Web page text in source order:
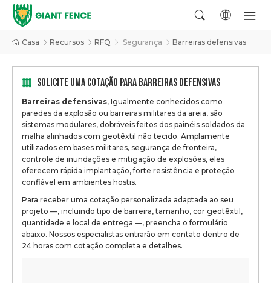
Casa Recursos RFQ Segurança Barreiras defensivas
SOLICITE UMA COTAÇÃO PARA BARREIRAS DEFENSIVAS
Barreiras defensivas, Igualmente conhecidos como
paredes da explosão ou barreiras militares da areia, são
sistemas modulares, dobráveis feitos dos painéis soldados da
malha alinhados com geotêxtil não tecido. Amplamente
utilizados em bases militares, segurança de fronteira,
controle de inundações e mitigação de explosões, eles
oferecem rápida implantação, forte resistência e proteção
confiável em ambientes hostis.
Para receber uma cotação personalizada adaptada ao seu
projeto —, incluindo tipo de barreira, tamanho, cor geotêxtil,
quantidade e local de entrega —, preencha o formulário
abaixo. Nossos especialistas entrarão em contato dentro de
24 horas com cotação completa e detalhes.